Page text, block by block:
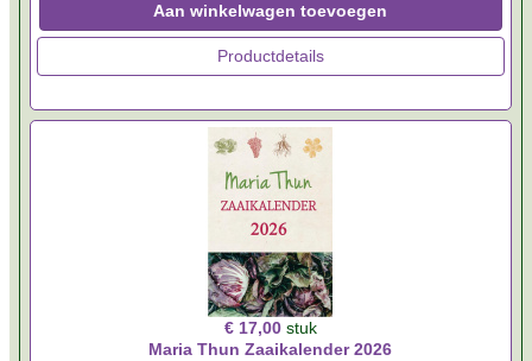
Aan winkelwagen toevoegen
Productdetails
€ 17,00 stuk
Maria Thun Zaaikalender 2026